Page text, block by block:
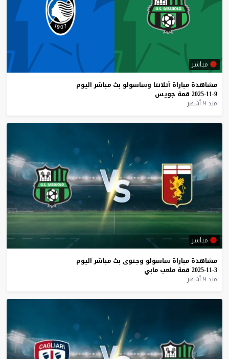
مباشر
مشاهدة مباراة أتلانتا وساسولو بث مباشر اليوم
9-11-2025
قمة جويس
منذ 9 أشهر
مباشر
مشاهدة مباراة ساسولو وجتوى بث مباشر اليوم
3-11-2025
قمة ملعب مابي
منذ 9 أشهر